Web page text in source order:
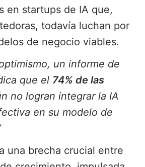
en startups de IA que,
todavía luchan por
de negocio viables.
un informe de
que el 74% de las
no logran integrar la IA
en su modelo de
una brecha crucial entre